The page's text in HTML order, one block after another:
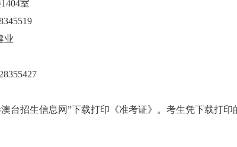
室
业
台招生信息网”下载打印《准考证》。考生凭下载打